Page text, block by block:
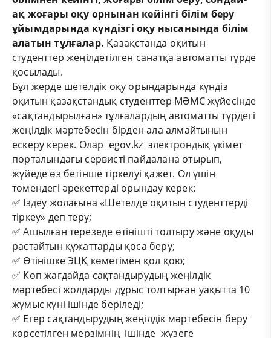
ақ жоғары оқу орнынан кейінгі білім беру
ұйымдарында күндізгі оқу нысанында білім
алатын тұлғалар. Қазақстанда оқитын
студенттер жеңілдетілген санатқа автоматты түрде
қосылады.
Бұл жерде шетелдік оқу орындарында күндіз
оқитын қазақстандық студенттер МӘМС жүйесінде
«сақтандырылған» тұлғалардың автоматты түрдегі
жеңілдік мәртебесін бірден ала алмайтынын
ескеру керек. Олар egov.kz электрондық үкімет
порталындағы сервисті пайдалана отырып,
жүйеде өз бетінше тіркелуі қажет. Ол үшін
төмендегі әрекеттерді орындау керек:
✅ Іздеу жолағына «Шетелде оқитын студенттерді
тіркеу» деп теру;
✅ Ашылған терезеде өтінішті толтыру және оқуды
растайтын құжаттарды қоса беру;
✅ Өтінішке ЭЦҚ көмегімен қол қою;
✅ Көп жағдайда сақтандырудың жеңілдік
мәртебесі жолдарды дұрыс толтырған уақытта 10
жұмыс күні ішінде беріледі;
✅ Егер сақтандырудың жеңілдік мәртебесін беру
көрсетілген мерзімнің ішінде жүзеге